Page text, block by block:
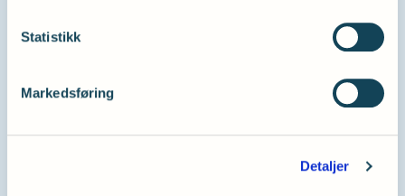
Statistikk
Markedsføring
Detaljer
dekker vi kostnaden for testamentet du
veiledning, kvalitetssikring av advokat og trygg
lagring.